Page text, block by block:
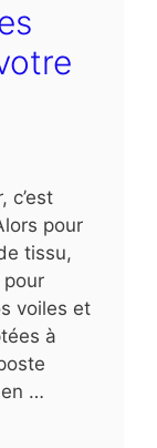
c’est
pour
tissu,
voiles et
à
…